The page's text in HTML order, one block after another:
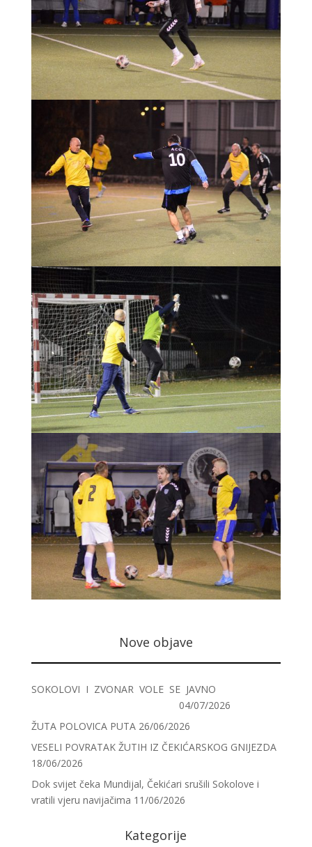
Nove objave
SOKOLOVI I ZVONAR VOLE SE JAVNO
04/07/2026
ŽUTA POLOVICA PUTA 26/06/2026
VESELI POVRATAK ŽUTIH IZ ČEKIĆARSKOG GNIJEZDA
18/06/2026
Dok svijet čeka Mundijal, Čekićari srušili Sokolove i
vratili vjeru navijačima 11/06/2026
Kategorije